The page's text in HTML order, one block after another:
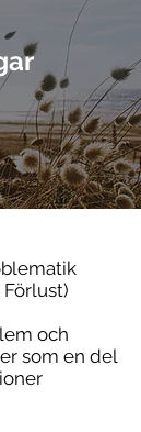
och
som en del